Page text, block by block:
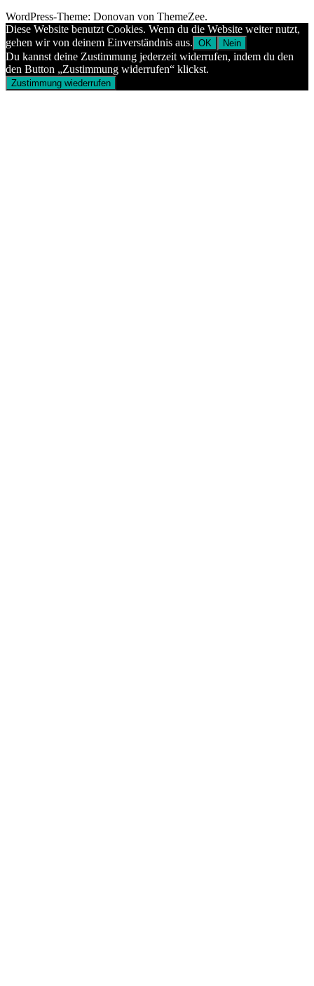
WordPress-Theme: Donovan von ThemeZee.
Diese Website benutzt Cookies. Wenn du die Website weiter nutzt,
gehen wir von deinem Einverständnis aus. OK Nein
Du kannst deine Zustimmung jederzeit widerrufen, indem du den
den Button „Zustimmung widerrufen“ klickst.
Zustimmung wiederrufen